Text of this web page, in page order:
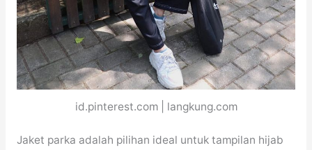
id.pinterest.com | langkung.com
Jaket parka adalah pilihan ideal untuk tampilan hijab